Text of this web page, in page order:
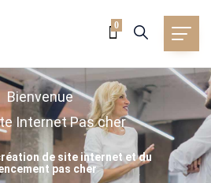
0
Bienvenue
Internet Pas cher
de site internet et du
pas cher